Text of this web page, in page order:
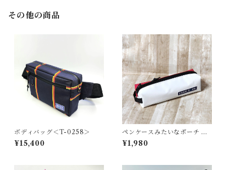
その他の商品
ボディバッグ＜T-0258＞
¥15,400
ペンケースみたいなポーチ ＜
K-0658＞
¥1,980